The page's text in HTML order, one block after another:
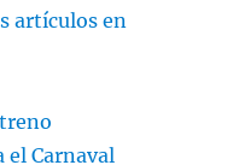
artículos en
el Carnaval